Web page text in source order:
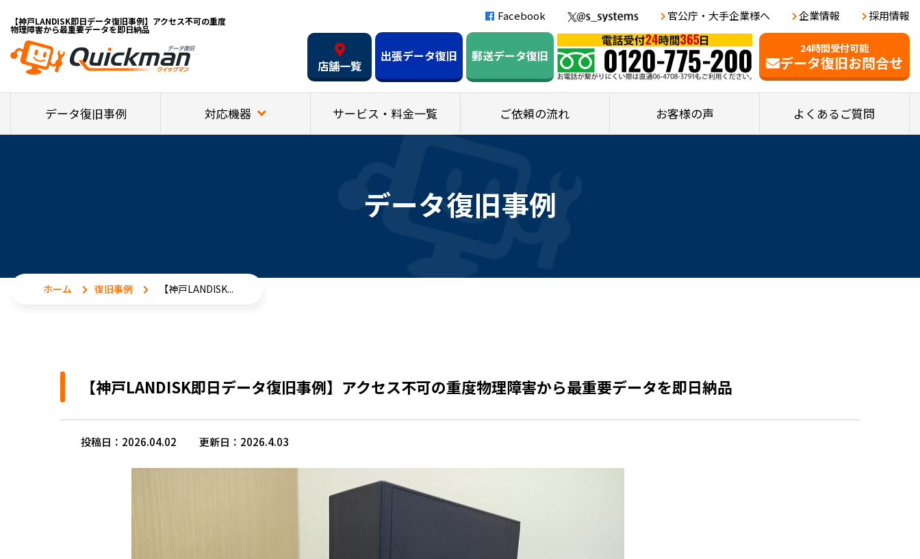
【神戸LANDISK即日データ復旧事例】アクセス不可の重度
物理障害から最重要データを即日納品
Facebook 官公庁・大手企業様へ 企業情報 採用情報
24時間受付可能
データ復旧お問合せ
店舗一覧
出張データ復旧 郵送データ復旧
データ復旧事例 対応機器 サービス・料金一覧 ご依頼の流れ お客様の声 よくあるご質問
データ復旧事例
ホーム 復旧事例 【神戸LANDISK...
【神戸LANDISK即日データ復旧事例】アクセス不可の重度物理障害から最重要データを即日納品
投稿日：2026.04.02 更新日：2026.4.03